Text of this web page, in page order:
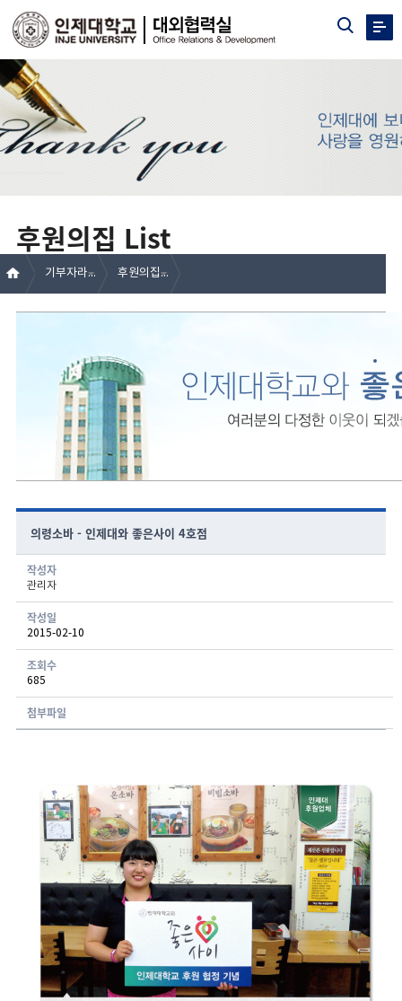
후원의집 List
기부자라운지 후원의집 List
의령소바 - 인제대와 좋은사이 4호점
작성자
관리자
작성일
2015-02-10
조회수
685
첨부파일